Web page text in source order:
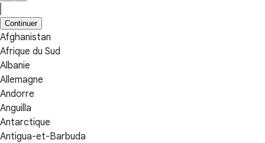
Continuer
Afghanistan
Afrique du Sud
Albanie
Allemagne
Andorre
Anguilla
Antarctique
Antigua-et-Barbuda